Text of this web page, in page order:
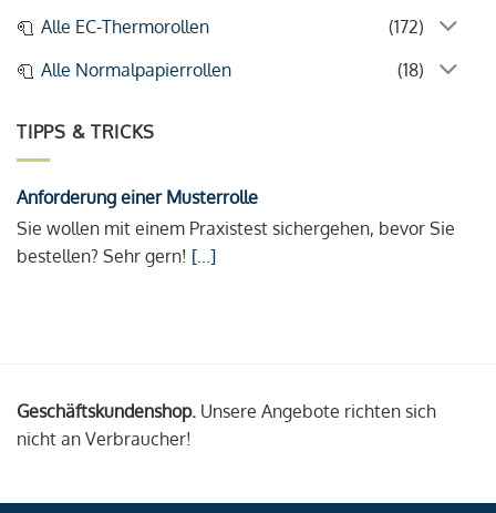
Alle EC-Thermorollen
(172)
Alle Normalpapierrollen
(18)
TIPPS & TRICKS
Anforderung einer Musterrolle
Sie wollen mit einem Praxistest sichergehen, bevor Sie
bestellen? Sehr gern! [...]
Geschäftskundenshop. Unsere Angebote richten sich
nicht an Verbraucher!